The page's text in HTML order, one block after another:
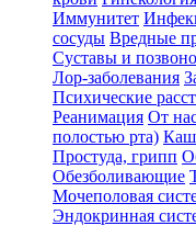
Иммунитет
сосуды Вредные
Суставы и
Лор-заболевания
Психические
Реанимация От
полостью рта)
Простуда, грипп
Обезболивающие
Мочеполовая
Эндокринная